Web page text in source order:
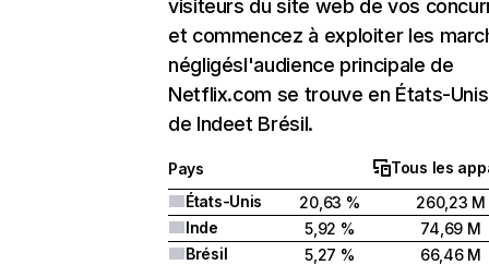
visiteurs du site web de vos
et commencez à exploiter les
négligésl'audience principale de
Netflix.com se trouve en États-
de Indeet Brésil.
Pays
Tous les
États-Unis
20,63 %
260,23 M
Inde
5,92 %
74,69 M
Brésil
5,27 %
66,46 M